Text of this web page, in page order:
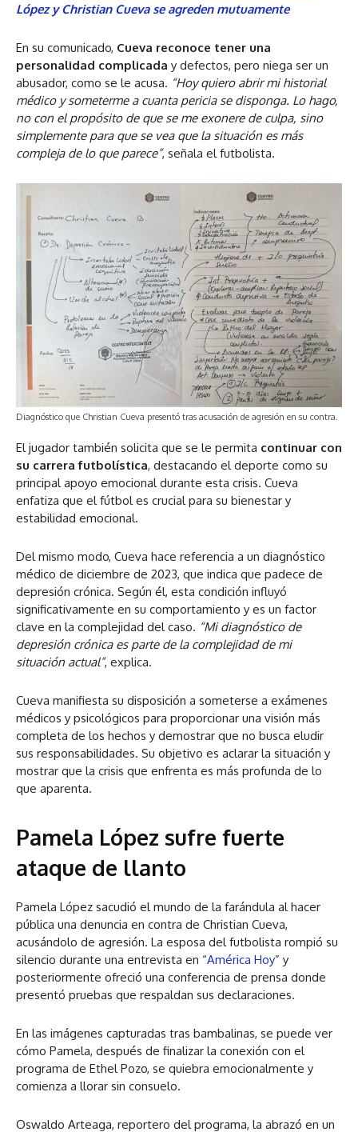
López y Christian Cueva se agreden mutuamente
En su comunicado, Cueva reconoce tener una
personalidad complicada y defectos, pero niega ser un
abusador, como se le acusa. “Hoy quiero abrir mi historial
médico y someterme a cuanta pericia se disponga. Lo hago,
no con el propósito de que se me exonere de culpa, sino
simplemente para que se vea que la situación es más
compleja de lo que parece”, señala el futbolista.
Diagnóstico que Christian Cueva presentó tras acusación de agresión en su contra.
El jugador también solicita que se le permita continuar con
su carrera futbolística, destacando el deporte como su
principal apoyo emocional durante esta crisis. Cueva
enfatiza que el fútbol es crucial para su bienestar y
estabilidad emocional.
Del mismo modo, Cueva hace referencia a un diagnóstico
médico de diciembre de 2023, que indica que padece de
depresión crónica. Según él, esta condición influyó
significativamente en su comportamiento y es un factor
clave en la complejidad del caso. “Mi diagnóstico de
depresión crónica es parte de la complejidad de mi
situación actual”, explica.
Cueva manifiesta su disposición a someterse a exámenes
médicos y psicológicos para proporcionar una visión más
completa de los hechos y demostrar que no busca eludir
sus responsabilidades. Su objetivo es aclarar la situación y
mostrar que la crisis que enfrenta es más profunda de lo
que aparenta.
Pamela López sufre fuerte
ataque de llanto
Pamela López sacudió el mundo de la farándula al hacer
pública una denuncia en contra de Christian Cueva,
acusándolo de agresión. La esposa del futbolista rompió su
silencio durante una entrevista en “América Hoy” y
posteriormente ofreció una conferencia de prensa donde
presentó pruebas que respaldan sus declaraciones.
En las imágenes capturadas tras bambalinas, se puede ver
cómo Pamela, después de finalizar la conexión con el
programa de Ethel Pozo, se quiebra emocionalmente y
comienza a llorar sin consuelo.
Oswaldo Arteaga, reportero del programa, la abrazó en un